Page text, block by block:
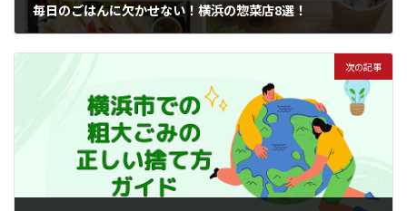
毎日のごはんに欠かせない！横浜の惣菜店8選！
次の記事